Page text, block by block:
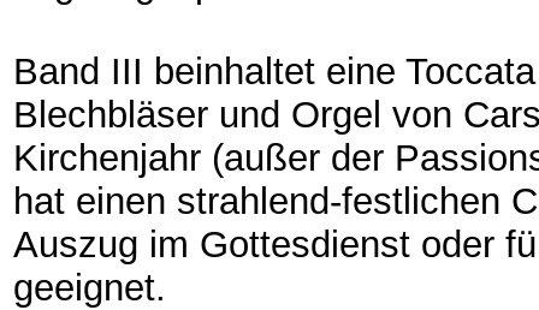
Band III beinhaltet eine
Blechbläser und Orgel von
Kirchenjahr (außer der
hat einen strahlend-festlichen
Auszug im Gottesdienst oder
geeignet.